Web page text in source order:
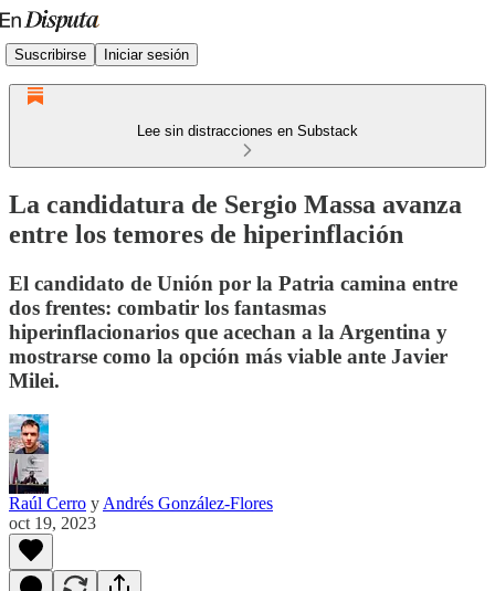
Suscribirse Iniciar sesión
Lee sin distracciones en Substack
La candidatura de Sergio Massa avanza
entre los temores de hiperinflación
El candidato de Unión por la Patria camina entre
dos frentes: combatir los fantasmas
hiperinflacionarios que acechan a la Argentina y
mostrarse como la opción más viable ante Javier
Milei.
Raúl Cerro y Andrés González-Flores
oct 19, 2023